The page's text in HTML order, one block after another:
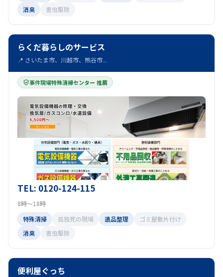
消臭
害虫駆除
らくだ暮らしのサービス
📍 さいたま市、川越市、熊谷市...
事件現場特殊清掃センター 推薦
TEL: 0120-124-115
8時～18時
特殊清掃
孤独死の現場 遺品整理
ゴミ屋敷片付け
消臭
害虫駆除
便利屋ぐっち